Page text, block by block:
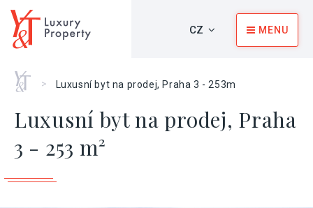
CZ MENU
Home
> Luxusní byt na prodej, Praha 3 - 253m
Luxusní byt na prodej, Praha
3 - 253 m²